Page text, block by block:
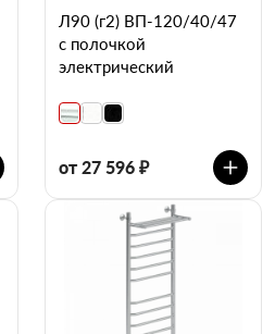
Л90 (г2) ВП-120/40/47
с полочкой
электрический
от 27 596 ₽